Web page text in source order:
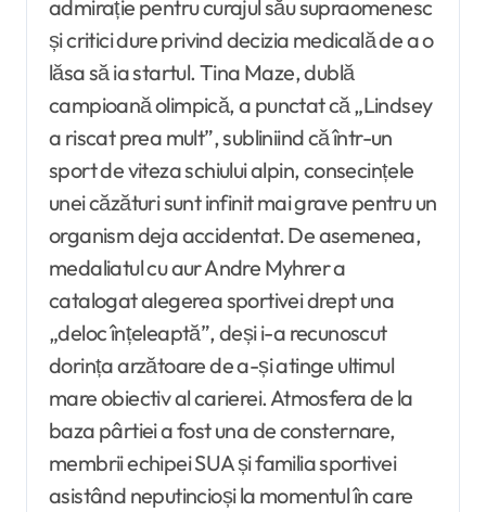
admirație pentru curajul său supraomenesc
și critici dure privind decizia medicală de a o
lăsa să ia startul. Tina Maze, dublă
campioană olimpică, a punctat că „Lindsey
a riscat prea mult”, subliniind că într-un
sport de viteza schiului alpin, consecințele
unei căzături sunt infinit mai grave pentru un
organism deja accidentat. De asemenea,
medaliatul cu aur Andre Myhrer a
catalogat alegerea sportivei drept una
„deloc înțeleaptă”, deși i-a recunoscut
dorința arzătoare de a-și atinge ultimul
mare obiectiv al carierei. Atmosfera de la
baza pârtiei a fost una de consternare,
membrii echipei SUA și familia sportivei
asistând neputincioși la momentul în care